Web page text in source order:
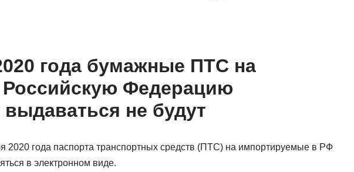
года бумажные ПТС на
Федерацию
не будут
2020 года паспорта транспортных средств (ПТС) на импортируемые в РФ
в электронном виде.